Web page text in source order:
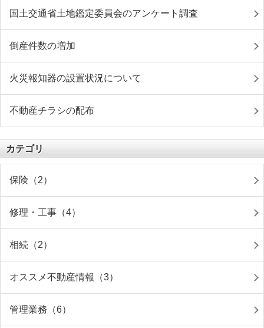
国土交通省土地鑑定委員会のアンケート調査
倒産件数の増加
火災報知器の設置状況について
不動産チラシの配布
カテゴリ
保険（2）
修理・工事（4）
相続（2）
オススメ不動産情報（3）
管理業務（6）